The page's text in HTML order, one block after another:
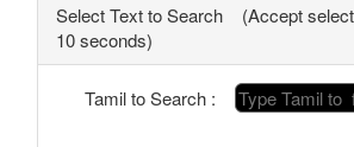
Select Text to Search (Accept
10 seconds)
Tamil to Search :